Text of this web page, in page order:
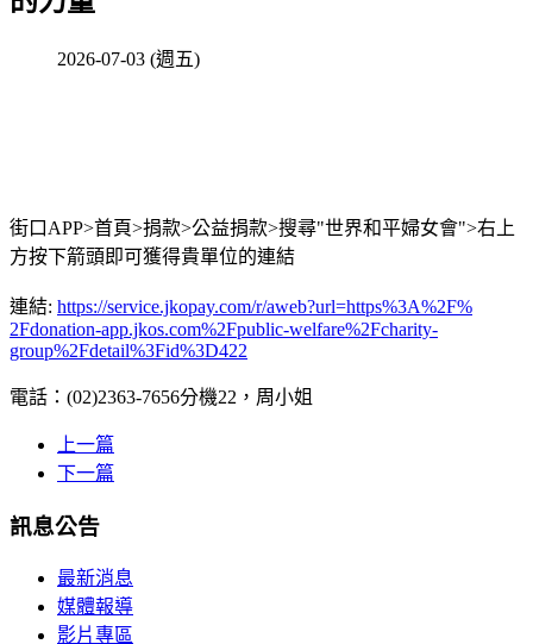
2026-07-03 (週五)
街口 APP>首頁>捐款>公益捐款>搜尋"世界和平婦女會">右上
方按下箭頭即可獲得貴單位的連結
連結: https://service.jkopay.com/r/aweb?url=https%3A%2F%
2Fdonation-app.jkos.com%2Fpublic-welfare%2Fcharity-
group%2Fdetail%3Fid%3D422
電話：(02)2363-7656分機22，周小姐
上一篇
下一篇
訊息公告
最新消息
媒體報導
影片專區